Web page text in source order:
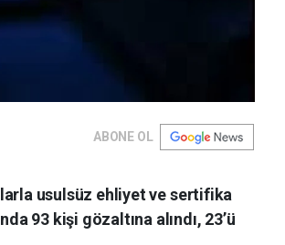
ABONE OL
usulsüz ehliyet ve sertifika
93 kişi gözaltına alındı, 23’ü